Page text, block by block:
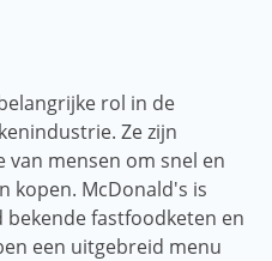
rol in de
Ze zijn
mensen om snel en
kopen. McDonald's is
fastfoodketen en
een uitgebreid menu